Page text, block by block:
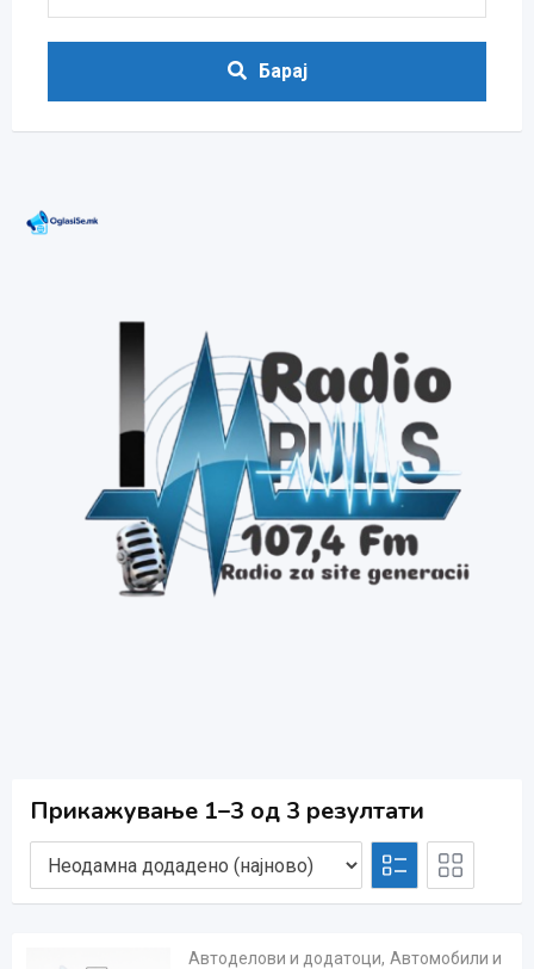
Барај
Прикажување 1–3 од 3 резултати
Автоделови и додатоци, Автомобили и